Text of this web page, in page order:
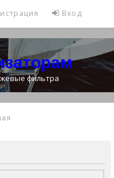
Вход
фильтра